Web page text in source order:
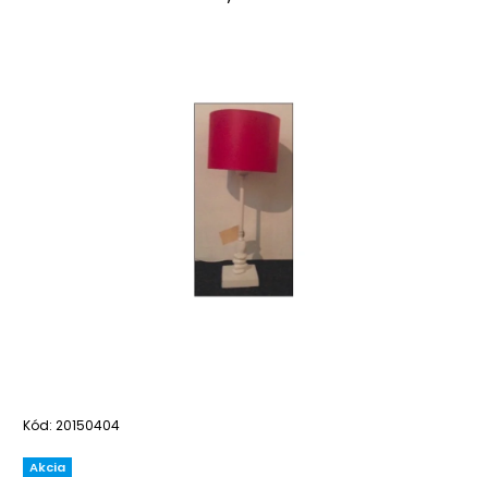
Kód: 20150404
Akcia